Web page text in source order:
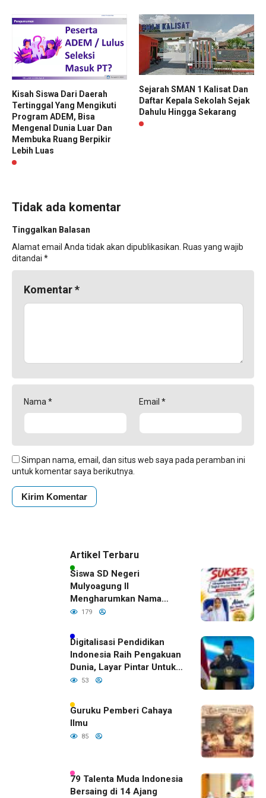
Kisah Siswa Dari Daerah
Tertinggal Yang Mengikuti
Program ADEM, Bisa
Mengenal Dunia Luar Dan
Membuka Ruang Berpikir
Lebih Luas
Sejarah SMAN 1 Kalisat Dan
Daftar Kepala Sekolah Sejak
Dahulu Hingga Sekarang
Tidak ada komentar
Tinggalkan Balasan
Alamat email Anda tidak akan dipublikasikan. Ruas yang wajib
ditandai *
Komentar*
Nama * Email *
Simpan nama, email, dan situs web saya pada peramban ini
untuk komentar saya berikutnya.
Artikel Terbaru
Siswa SD Negeri
Mulyoagung II
Mengharumkan Nama
Bojonegoro Dengan
179
Digitalisasi Pendidikan
Indonesia Raih Pengakuan
Dunia, Layar Pintar Untuk
Semua Siswa
53
Guruku Pemberi Cahaya
Ilmu
85
79 Talenta Muda Indonesia
Bersaing di 14 Ajang